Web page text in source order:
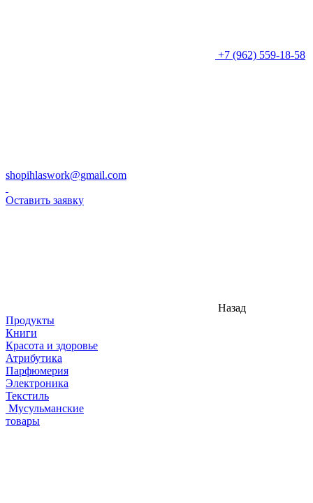
+7 (962) 559-18-58
shopihlaswork@gmail.com
Оставить заявку
Назад
Продукты
Книги
Красота и здоровье
Атрибутика
Парфюмерия
Электроника
Текстиль
Мусульманские
товары